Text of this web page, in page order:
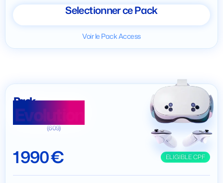
Selectionner ce Pack
Voir le Pack Access
Pack
Evolution
(609)
1 990 € ELIGIBLE CPF